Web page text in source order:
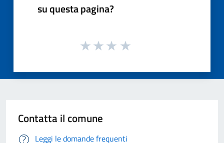
su questa pagina?
Contatta il comune
Leggi le domande frequenti